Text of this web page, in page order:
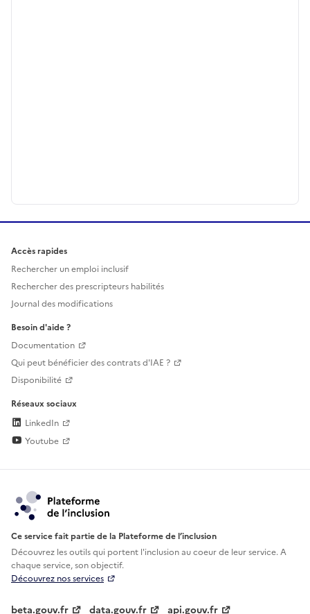
Accès rapides
Rechercher un emploi inclusif
Rechercher des prescripteurs habilités
Journal des modifications
Besoin d'aide ?
Documentation
Qui peut bénéficier des contrats d'IAE ?
Disponibilité
Réseaux sociaux
LinkedIn
Youtube
Ce service fait partie de la Plateforme de l’inclusion
Découvrez les outils qui portent l'inclusion aucoeur de leur service. A
chaque service, son objectif.
Découvrez nos services
beta.gouv.fr data.gouv.fr api.gouv.fr